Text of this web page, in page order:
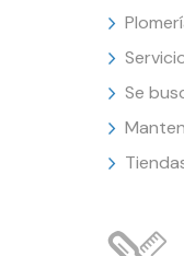
Se